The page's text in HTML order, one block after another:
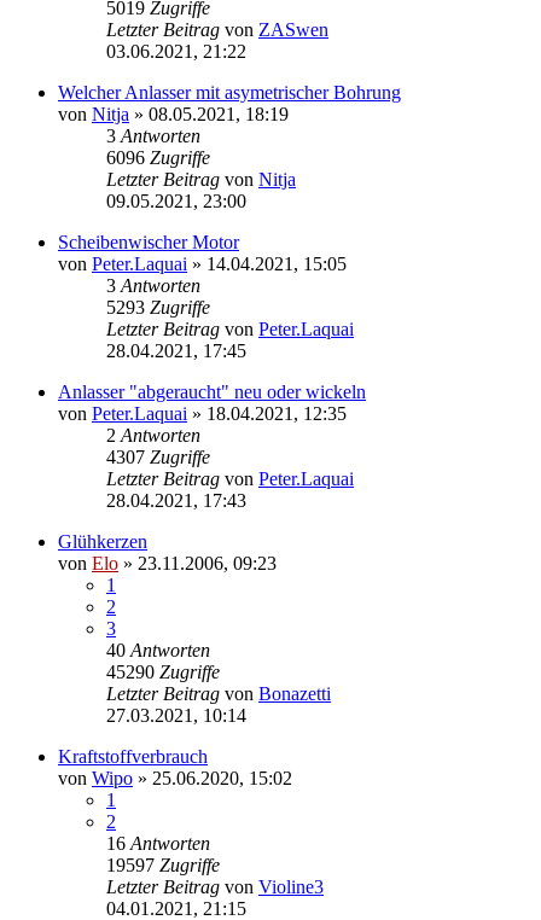
5019 Zugriffe
Letzter Beitrag von ZASwen
03.06.2021, 21:22
Welcher Anlasser mit asymetrischer Bohrung
von Nitja » 08.05.2021, 18:19
3 Antworten
6096 Zugriffe
Letzter Beitrag von Nitja
09.05.2021, 23:00
Scheibenwischer Motor
von Peter.Laquai » 14.04.2021, 15:05
3 Antworten
5293 Zugriffe
Letzter Beitrag von Peter.Laquai
28.04.2021, 17:45
Anlasser "abgeraucht" neu oder wickeln
von Peter.Laquai » 18.04.2021, 12:35
2 Antworten
4307 Zugriffe
Letzter Beitrag von Peter.Laquai
28.04.2021, 17:43
Glühkerzen
von Elo » 23.11.2006, 09:23
1
2
3
40 Antworten
45290 Zugriffe
Letzter Beitrag von Bonazetti
27.03.2021, 10:14
Kraftstoffverbrauch
von Wipo » 25.06.2020, 15:02
1
2
16 Antworten
19597 Zugriffe
Letzter Beitrag von Violine3
04.01.2021, 21:15